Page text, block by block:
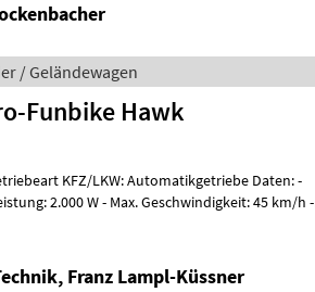
/ Geländewagen
Funbike Hawk
KFZ/LKW: Automatikgetriebe Daten: -
2.000 W - Max. Geschwindigkeit: 45 km/h -
Franz Lampl-Küssner